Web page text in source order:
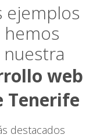
ejemplos
hemos
web
Tenerife
destacados